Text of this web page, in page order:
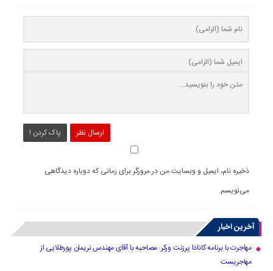
ارسال نظر پاک کردن !
ذخیره نام، ایمیل و وبسایت من در مرورگر برای زمانی که دوباره دیدگاهی
می‌نویسم.
آخرین اخبار
مهاجرت با برنامه کانادا پرزنت ورکر: مصاحبه با آقای مهندس نریمان پورطلایی از
مهاجریست